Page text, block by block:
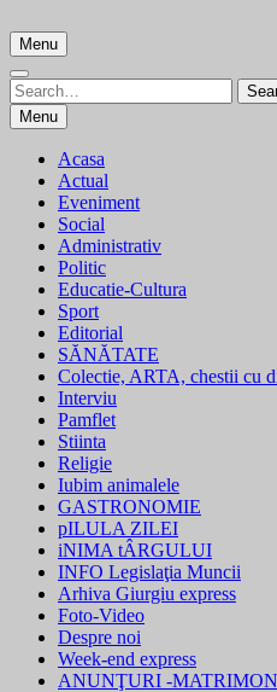
to
content
Menu
Search
for:
Search
Menu
Acasa
Actual
Eveniment
Social
Administrativ
Politic
Educatie-Cultura
Sport
Editorial
SĂNĂTATE
Colectie, ARTA, chestii cu
Interviu
Pamflet
Stiinta
Religie
Iubim animalele
GASTRONOMIE
pILULA ZILEI
iNIMA tÂRGULUI
INFO Legislaţia Muncii
Arhiva Giurgiu express
Foto-Video
Despre noi
Week-end express
ANUNŢURI -